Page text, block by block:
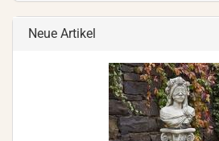
Neue Artikel